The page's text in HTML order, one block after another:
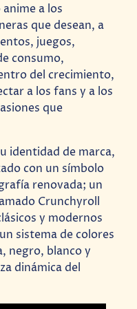
a los
que desean, a
juegos,
consumo,
del crecimiento,
a los fans y a los
que
identidad de marca,
con un símbolo
renovada; un
Crunchyroll
y modernos
sistema de colores
negro, blanco y
dinámica del